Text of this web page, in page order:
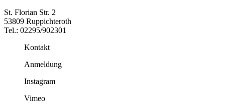
St. Florian Str. 2
53809 Ruppichteroth
Tel.: 02295/902301
Kontakt
Anmeldung
Instagram
Vimeo